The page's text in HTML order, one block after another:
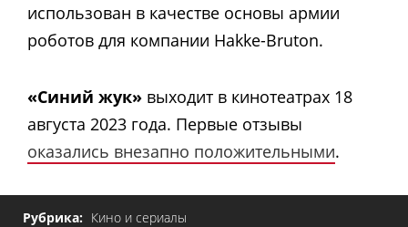
использован в качестве основы армии
роботов для компании Hakke-Bruton.
«Синий жук» выходит в кинотеатрах 18
августа 2023 года. Первые отзывы
оказались внезапно положительными.
Рубрика: Кино и сериалы